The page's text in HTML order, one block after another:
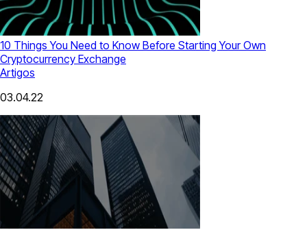
10 Things You Need to Know Before Starting Your Own
Cryptocurrency Exchange
Artigos
03.04.22